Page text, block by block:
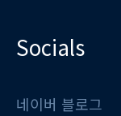
Socials
네이버 블로그